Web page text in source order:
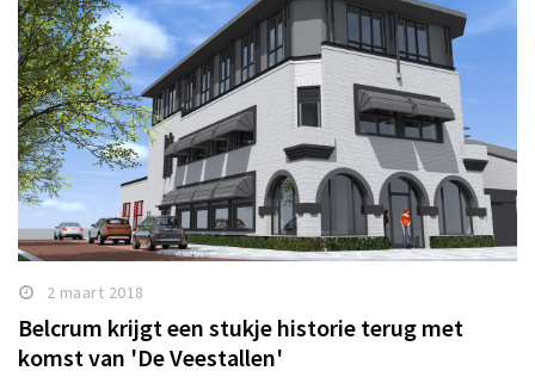
2 maart 2018
Belcrum krijgt een stukje historie terug met
komst van 'De Veestallen'